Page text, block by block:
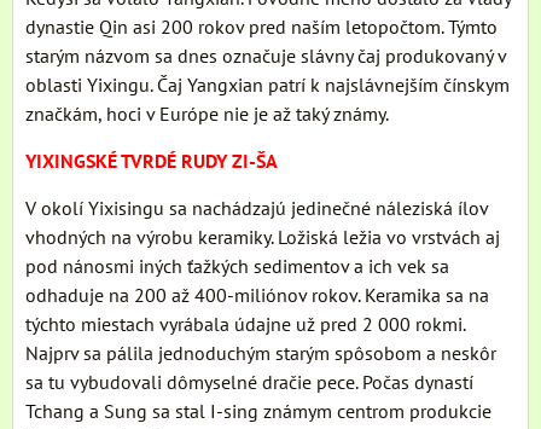
dynastie Qin asi 200 rokov pred naším letopočtom. Týmto
starým názvom sa dnes označuje slávny čaj produkovaný v
oblasti Yixingu. Čaj Yangxian patrí k najslávnejším čínskym
značkám, hoci v Európe nie je až taký známy.
YIXINGSKÉ TVRDÉ RUDY ZI-ŠA
V okolí Yixisingu sa nachádzajú jedinečné náleziská ílov
vhodných na výrobu keramiky. Ložiská ležia vo vrstvách aj
pod nánosmi iných ťažkých sedimentov a ich vek sa
odhaduje na 200 až 400-miliónov rokov. Keramika sa na
týchto miestach vyrábala údajne už pred 2 000 rokmi.
Najprv sa pálila jednoduchým starým spôsobom a neskôr
sa tu vybudovali dômyselné dračie pece. Počas dynastí
Tchang a Sung sa stal I-sing známym centrom produkcie